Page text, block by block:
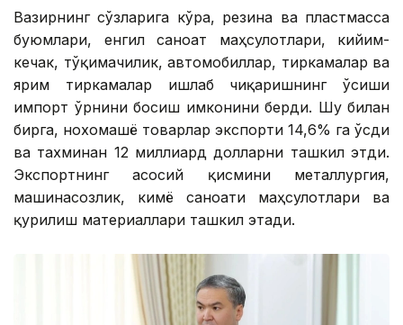
Вазирнинг сўзларига кўра, резина ва пластмасса
буюмлари, енгил саноат маҳсулотлари, кийим-
кечак, тўқимачилик, автомобиллар, тиркамалар ва
ярим тиркамалар ишлаб чиқаришнинг ўсиши
импорт ўрнини босиш имконини берди. Шу билан
бирга, нохомашё товарлар экспорти 14,6% га ўсди
ва тахминан 12 миллиард долларни ташкил этди.
Экспортнинг асосий қисмини металлургия,
машинасозлик, кимё саноати маҳсулотлари ва
қурилиш материаллари ташкил этади.